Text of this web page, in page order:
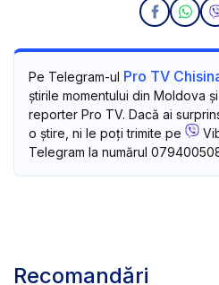
Pe Telegram-ul Pro TV
știrile momentului din Moldova
reporter Pro TV. Dacă ai
o știre, ni le poți trimite pe
Telegram la numărul
Recomandări